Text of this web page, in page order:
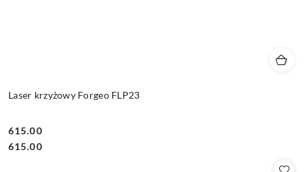
Laser krzyżowy Forgeo FLP23
Cena:
615.00
Cena:
615.00